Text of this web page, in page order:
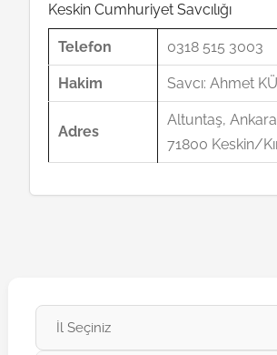
Keskin Cumhuriyet Savcılığı
Telefon 0318 515 3003
Hakim Savcı: Ahmet
Adres
Altuntaş,
71800 Keskin/